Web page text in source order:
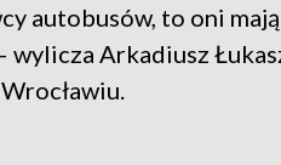
autobusów, to oni
wylicza Arkadiusz